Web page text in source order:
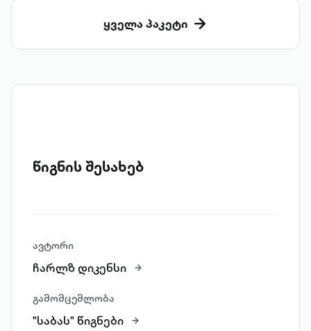
ყველა პაკეტი
წიგნის შესახებ
ავტორი
ჩარლზ დიკენსი
გამომცემლობა
"საბას" წიგნები